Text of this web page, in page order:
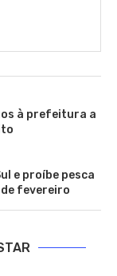
à prefeitura a
e proíbe pesca
fevereiro